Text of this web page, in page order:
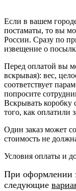
Если в вашем
постаматы, то вы
России. Сразу по
извещение о
Перед оплатой вы
вскрывая): вес,
соответствует
попросите
Вскрывать коробку
того, как оплатили
Один заказ может
стоимость не
Условия оплаты и
При оформлении
следующие